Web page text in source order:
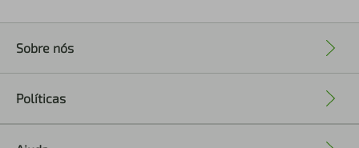
Sobre nós
Políticas